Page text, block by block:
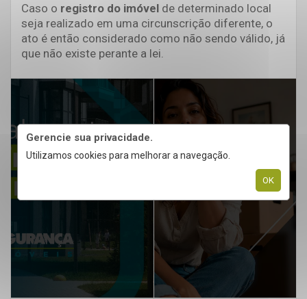
Gerencie sua privacidade.
Utilizamos cookies para melhorar a navegação.
OK
Caso o registro do imóvel de determinado local
seja realizado em uma circunscrição diferente, o
ato é então considerado como não sendo válido, já
que não existe perante a lei.